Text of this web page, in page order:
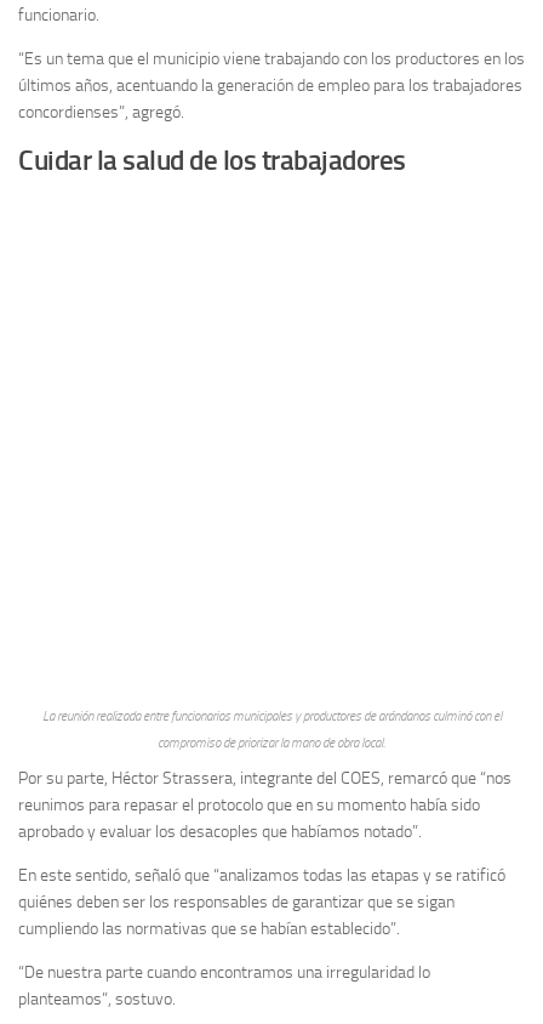
funcionario.
“Es un tema que el municipio viene trabajando con los productores en los
últimos años, acentuando la generación de empleo para los trabajadores
concordienses”, agregó.
Cuidar la salud de los trabajadores
La reunión realizada entre funcionarios municipales y productores de arándanos culminó con el
compromiso de priorizar la mano de obra local.
Por su parte, Héctor Strassera, integrante del COES, remarcó que “nos
reunimos para repasar el protocolo que en su momento había sido
aprobado y evaluar los desacoples que habíamos notado”.
En este sentido, señaló que “analizamos todas las etapas y se ratificó
quiénes deben ser los responsables de garantizar que se sigan
cumpliendo las normativas que se habían establecido”.
“De nuestra parte cuando encontramos una irregularidad lo
planteamos”, sostuvo.